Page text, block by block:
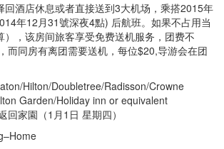
回酒店休息或者直接送到3大机场，乘搭2015年
年12月31號深夜4點) 后航班。如果不占用当
），该房间旅客享受免费送机服务，团费不
而同房有离团需要送机，每位$20,导游会在团
Hilton/Doubletree/Radisson/Crowne
Garden/Holiday inn or equivalent
回家園（1月1日 星期四）